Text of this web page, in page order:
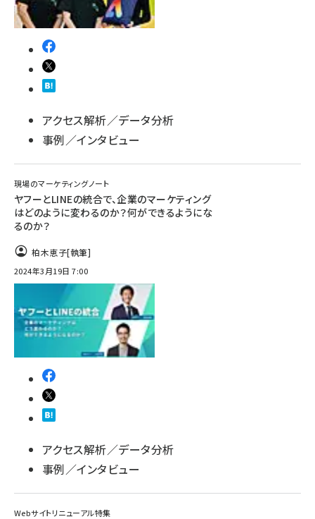
アクセス解析／データ分析
事例／インタビュー
現場のマーケティングノート
ヤフーとLINEの統合で、企業のマーケティング
はどのように変わるのか？何ができるようにな
るのか？
柏木恵子[執筆]
2024年3月19日 7:00
アクセス解析／データ分析
事例／インタビュー
Webサイトリニューアル特集